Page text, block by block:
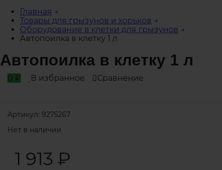
Главная →
Товары для грызунов и хорьков →
Оборудование в клетки для грызунов →
Автопоилка в клетку 1 л
Автопоилка в клетку 1 л
0 ₽ В избранное Сравнение
Артикул: 9275267
Нет в наличии
1 913 ₽